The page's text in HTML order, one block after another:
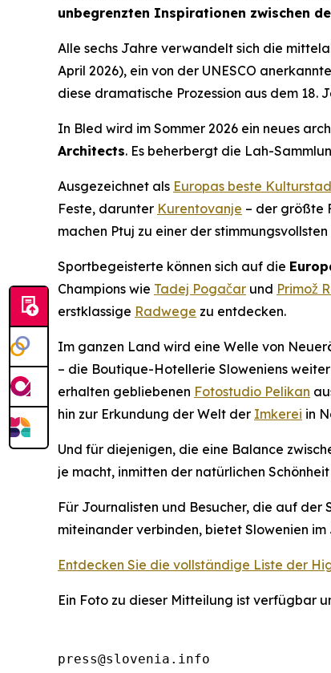
unbegrenzten Inspirationen zwischen
Alle sechs Jahre verwandelt sich die
April 2026), ein von der UNESCO
diese dramatische Prozession aus dem 18.
In Bled wird im Sommer 2026 ein neues
Architects. Es beherbergt die Lah-
Ausgezeichnet als Europas beste
Feste, darunter Kurentovanje – der größte
machen Ptuj zu einer der
Sportbegeisterte können sich auf die
Champions wie Tadej Pogačar und Primož
erstklassige Radwege zu entdecken.
Im ganzen Land wird eine Welle von
– die Boutique-Hotellerie Sloweniens
erhalten gebliebenen Fotostudio Pelikan
hin zur Erkundung der Welt der Imkerei in
Und für diejenigen, die eine Balance
je macht, inmitten der natürlichen
Für Journalisten und Besucher, die auf
miteinander verbinden, bietet Slowenien
Entdecken Sie die vollständige Liste der
Ein Foto zu dieser Mitteilung ist verfügbar
press@slovenia.info